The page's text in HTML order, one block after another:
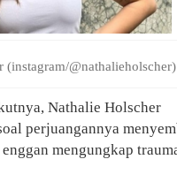
(instagram/@nathalieholscher)
Nathalie Holscher
perjuangannya
mengungkap